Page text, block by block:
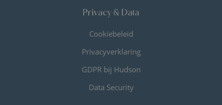
Privacy & Data
Cookiebeleid
Privacyverklaring
GDPR bij Hudson
Data Security